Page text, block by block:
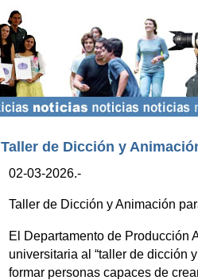
Taller de Dicción y
02-03-2026.-
Taller de Dicción y Animación
El Departamento de Producción
universitaria al “taller de dicción
formar personas capaces de